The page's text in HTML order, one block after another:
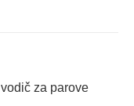
za parove